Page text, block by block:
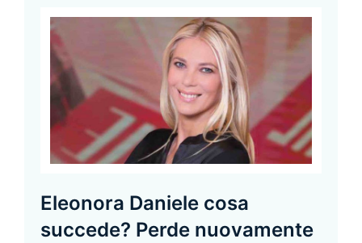
Eleonora Daniele cosa
succede? Perde nuovamente